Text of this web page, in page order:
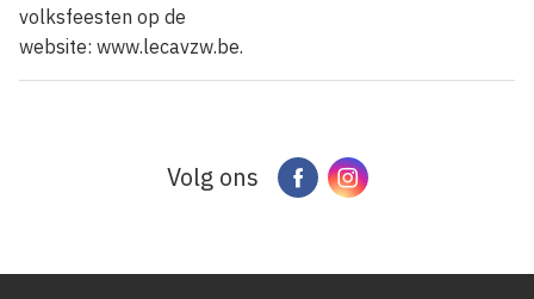
volksfeesten op de
website: www.lecavzw.be.
Volg ons FacebookInstagram